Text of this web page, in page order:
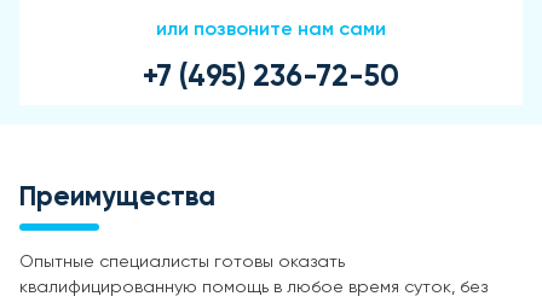
или позвоните нам сами
+7 (495) 236-72-50
Преимущества
Опытные специалисты готовы оказать
квалифицированную помощь в любое время суток, без